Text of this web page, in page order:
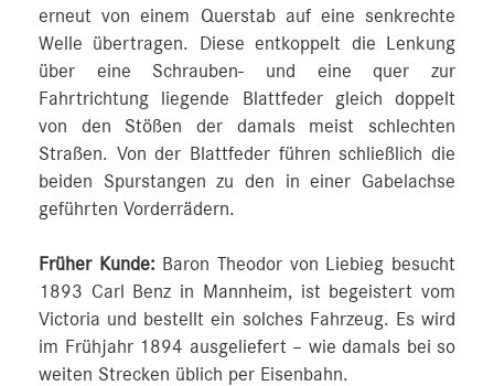
erneut von einem Querstab auf eine senkrechte
Welle übertragen. Diese entkoppelt die Lenkung
über eine Schrauben- und eine quer zur
Fahrtrichtung liegende Blattfeder gleich doppelt
von den Stößen der damals meist schlechten
Straßen. Von der Blattfeder führen schließlich die
beiden Spurstangen zu den in einer Gabelachse
geführten Vorderrädern.
Früher Kunde: Baron Theodor von Liebieg besucht
1893 Carl Benz in Mannheim, ist begeistert vom
Victoria und bestellt ein solches Fahrzeug. Es wird
im Frühjahr 1894 ausgeliefert – wie damals bei so
weiten Strecken üblich per Eisenbahn.